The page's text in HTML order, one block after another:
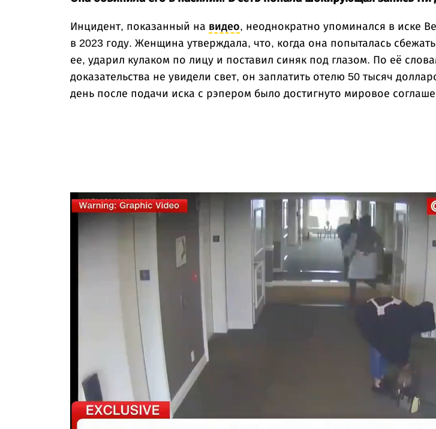
Инцидент, показанный на видео, неоднократно упоминался в иске
в 2023 году. Женщина утверждала, что, когда она попыталась
ее, ударил кулаком по лицу и поставил синяк под глазом. По её
доказательства не увидели свет, он заплатить отелю 50 тысяч
день после подачи иска с рэпером было достигнуто мировое